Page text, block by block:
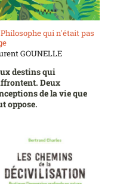
qui n'était pas
GOUNELLE
destins qui
Deux
de la vie que
oppose.